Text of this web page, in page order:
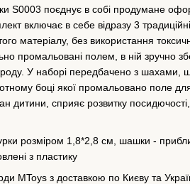
S0003 поєднує в собі продумане
включає в себе відразу 3
матеріалу, без використання
промальовані полем, в ній зручно
У наборі передбачено з шахами,
боці якої промальовано поле для
дитини, сприяє розвитку посидючості,
розміром 1,8*2,8 см, шашки -
з пластику
MToys з доставкою по Києву та